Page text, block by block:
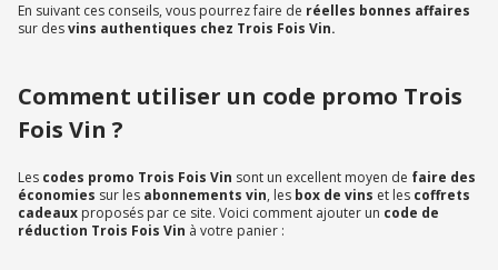
En suivant ces conseils, vous pourrez faire de réelles bonnes affaires
sur desvins authentiques chez Trois Fois Vin.
Comment utiliser un code promo Trois
Fois Vin ?
Les codes promo Trois Fois Vin sont un excellent moyen de faire des
économies sur les abonnements vin, les box de vins et les coffrets
cadeaux proposés par ce site. Voici comment ajouter un code de
réduction Trois Fois Vin à votre panier :